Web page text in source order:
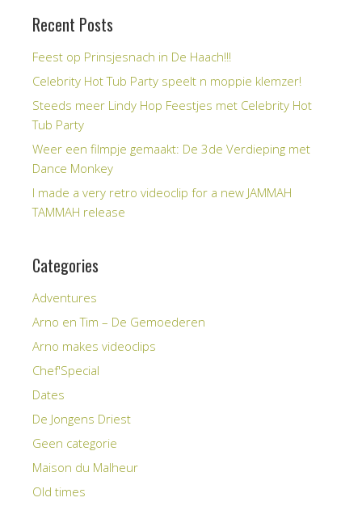
Recent Posts
Feest op Prinsjesnach in De Haach!!!
Celebrity Hot Tub Party speelt n moppie klemzer!
Steeds meer Lindy Hop Feestjes met Celebrity Hot
Tub Party
Weer een filmpje gemaakt: De 3de Verdieping met
Dance Monkey
I made a very retro videoclip for a new JAMMAH
TAMMAH release
Categories
Adventures
Arno en Tim – De Gemoederen
Arno makes videoclips
Chef'Special
Dates
De Jongens Driest
Geen categorie
Maison du Malheur
Old times